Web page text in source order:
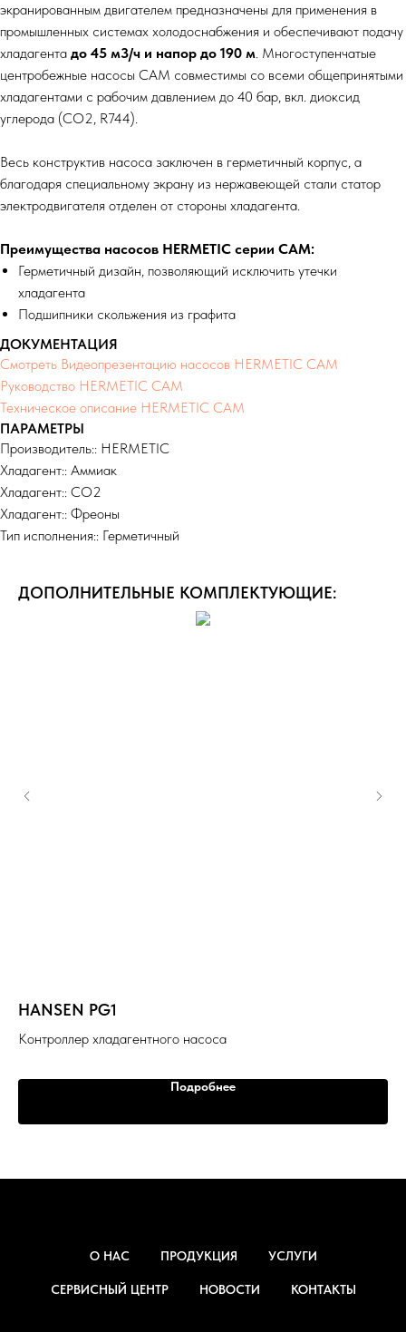
экранированным двигателем предназначены для применения в
промышленных системах холодоснабжения и обеспечивают подачу
хладагента до 45 м3/ч и напор до 190 м. Многоступенчатые
центробежные насосы CAM совместимы со всеми общепринятыми
хладагентами с рабочим давлением до 40 бар, вкл. диоксид
углерода (СО2, R744).
Весь конструктив насоса заключен в герметичный корпус, а
благодаря специальному экрану из нержавеющей стали статор
электродвигателя отделен от стороны хладагента.
Преимущества насосов HERMETIC серии CAM:
Герметичный дизайн, позволяющий исключить утечки
хладагента
Подшипники скольжения из графита
ДОКУМЕНТАЦИЯ
Смотреть Видеопрезентацию насосов HERMETIC CAM
Руководство HERMETIC CAM
Техническое описание HERMETIC CAM
ПАРАМЕТРЫ
Производитель:: HERMETIC
Хладагент:: Аммиак
Хладагент:: СО2
Хладагент:: Фреоны
Тип исполнения:: Герметичный
ДОПОЛНИТЕЛЬНЫЕ КОМПЛЕКТУЮЩИЕ:
HANSEN PG1
Контроллер хладагентного насоса
Подробнее
О НАС ПРОДУКЦИЯ УСЛУГИ
СЕРВИСНЫЙ ЦЕНТР НОВОСТИ КОНТАКТЫ